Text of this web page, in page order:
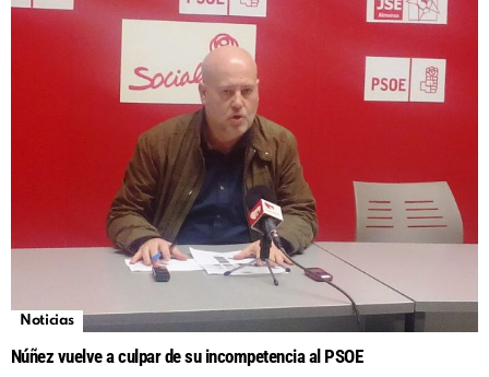
Noticias
Núñez vuelve a culpar de su incompetencia al PSOE